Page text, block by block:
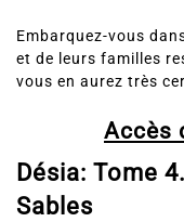
Embarquez-vous
et de leurs familles
vous en aurez très
Accès
Désia: Tome
Sables